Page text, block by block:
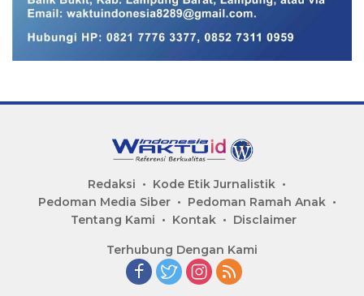
Redaksi
Kode Etik Jurnalistik
Pedoman Media Siber
Pedoman Ramah Anak
Tentang Kami
Kontak Disclaimer
Terhubung Dengan Kami